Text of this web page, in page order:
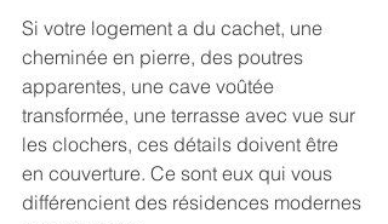
Si votre logement a du cachet, une
cheminée en pierre, des poutres
apparentes, une cave voûtée
transformée, une terrasse avec vue sur
les clochers, ces détails doivent être
en couverture. Ce sont eux qui vous
différencient des résidences modernes